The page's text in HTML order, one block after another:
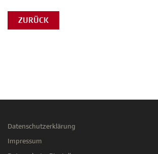
ZURÜCK
Datenschutzerklärung
Impressum